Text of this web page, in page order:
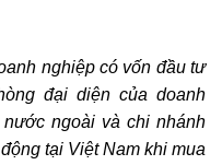
nghiệp có vốn đầu tư
đại diện của doanh
ngoài và chi nhánh
tại Việt Nam khi mua